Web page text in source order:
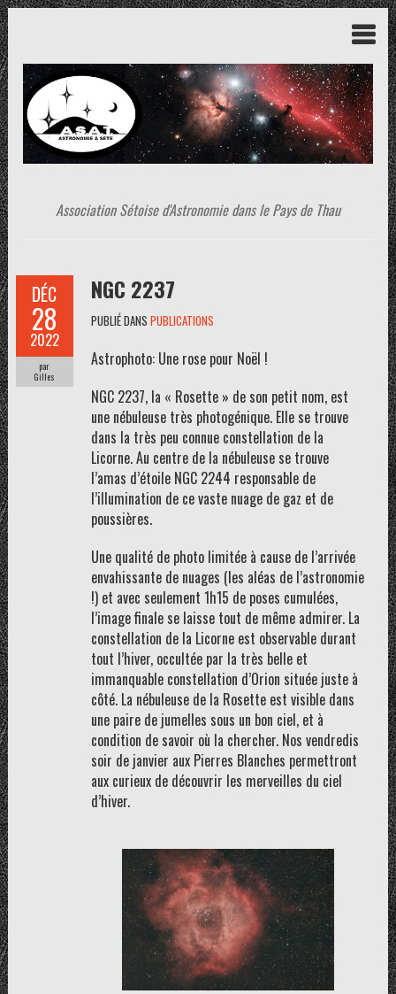
Association Sétoise d'Astronomie dans le Pays de Thau
DÉC
28
2022
par
Gilles
NGC 2237
PUBLIÉ DANS PUBLICATIONS
Astrophoto: Une rose pour Noël !
NGC 2237, la « Rosette » de son petit nom, est
une nébuleuse très photogénique. Elle se trouve
dans la très peu connue constellation de la
Licorne. Au centre de la nébuleuse se trouve
l’amas d’étoile NGC 2244 responsable de
l’illumination de ce vaste nuage de gaz et de
poussières.
Une qualité de photo limitée à cause de l’arrivée
envahissante de nuages (les aléas de l’astronomie
!) et avec seulement 1h15 de poses cumulées,
l’image finale se laisse tout de même admirer. La
constellation de la Licorne est observable durant
tout l’hiver, occultée par la très belle et
immanquable constellation d’Orion située juste à
côté. La nébuleuse de la Rosette est visible dans
une paire de jumelles sous un bon ciel, et à
condition de savoir où la chercher. Nos vendredis
soir de janvier aux Pierres Blanches permettront
aux curieux de découvrir les merveilles du ciel
d’hiver.